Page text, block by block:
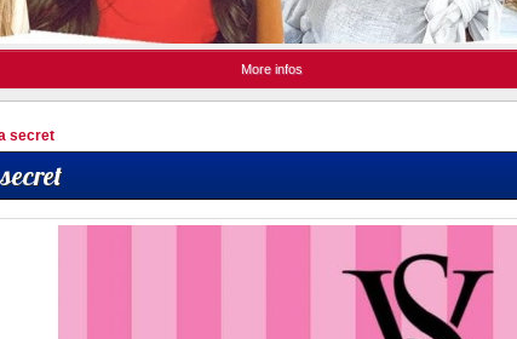
More infos
secret